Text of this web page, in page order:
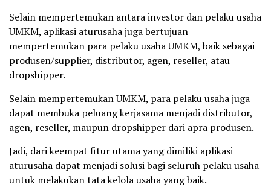
Selain mempertemukan antara investor dan pelaku usaha
UMKM, aplikasi aturusaha juga bertujuan
mempertemukan para pelaku usaha UMKM, baik sebagai
produsen/supplier, distributor, agen, reseller, atau
dropshipper.
Selain mempertemukan UMKM, para pelaku usaha juga
dapat membuka peluang kerjasama menjadi distributor,
agen, reseller, maupun dropshipper dari apra produsen.
Jadi, dari keempat fitur utama yang dimiliki aplikasi
aturusaha dapat menjadi solusi bagi seluruh pelaku usaha
untuk melakukan tata kelola usaha yang baik.